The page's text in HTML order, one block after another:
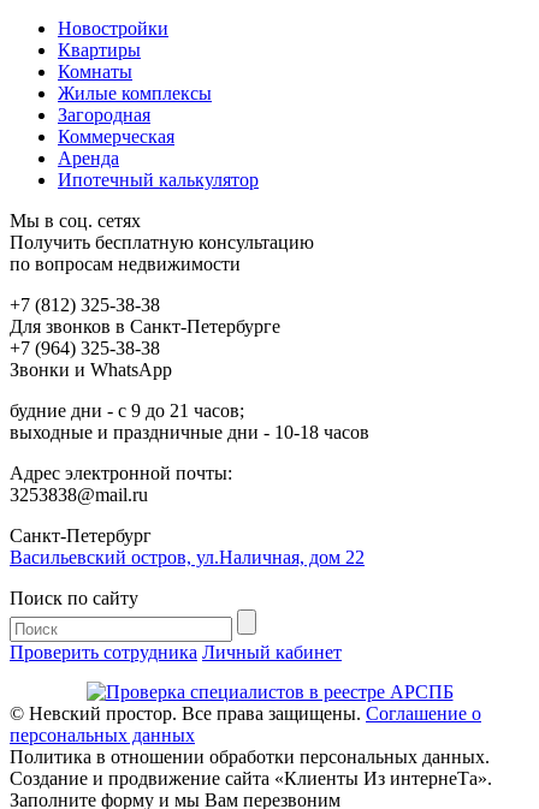
Новостройки
Квартиры
Комнаты
Жилые комплексы
Загородная
Коммерческая
Аренда
Ипотечный калькулятор
Мы в соц. сетях
Получить бесплатную консультацию
по вопросам недвижимости
+7 (812) 325-38-38
Для звонков в Санкт-Петербурге
+7 (964) 325-38-38
Звонки и WhatsApp
будние дни - с 9 до 21 часов;
выходные и праздничные дни - 10-18 часов
Адрес электронной почты:
3253838@mail.ru
Cанкт-Петербург
Васильевский остров, ул.Наличная, дом 22
Поиск по сайту
Проверить сотрудника Личный кабинет
© Невский простор. Все права защищены. Соглашение о
персональных данных
Политика в отношении обработки персональных данных.
Создание и продвижение сайта «Клиенты Из интернеТа».
Заполните форму и мы Вам перезвоним